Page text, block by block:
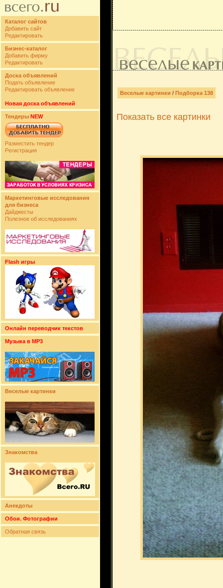
Каталог сайтов
Добавить сайт
Редактировать
Бизнес-каталог
Добавить фирму
Редактировать
Доска объявлений
Подать объявление
Редактировать объявление
Новая доска объявлений
Тендеры NEW
Разместить тендер
Регистрация
Маркетинговые исследования
для бизнеса
Дайджесты
Полезное об исследованиях
Flash игры
Онлайн переводчик текстов
Музыка в MP3
Веселые картинки
Знакомства
Анекдоты
Обои. Фотографии
Обратная связь
Веселые картинки / Подборка 138
Показать все картинки